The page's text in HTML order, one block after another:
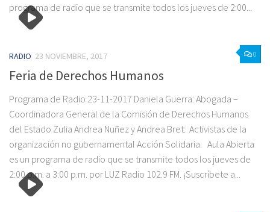
programa de radio que se transmite todos los jueves de 2:00...
0
RADIO 23 NOVIEMBRE, 2017
Feria de Derechos Humanos
Programa de Radio 23-11-2017 Daniela Guerra: Abogada –
Coordinadora General de la Comisión de Derechos Humanos
del Estado Zulia Andrea Nuñez y Andrea Bret: ‎ Activistas de la
organización no gubernamental Acción Solidaria. Aula Abierta
es un programa de radio que se transmite todos los jueves de
2:00 p.m. a 3:00 p.m. por LUZ Radio 102.9 FM. ¡Suscríbete a...